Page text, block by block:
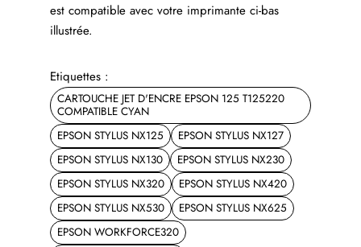
est compatible avec votre imprimante ci-bas
illustrée.
Etiquettes :
CARTOUCHE JET D'ENCRE EPSON 125 T125220
COMPATIBLE CYAN
EPSON STYLUS NX125
EPSON STYLUS NX127
EPSON STYLUS NX130
EPSON STYLUS NX230
EPSON STYLUS NX320
EPSON STYLUS NX420
EPSON STYLUS NX530
EPSON STYLUS NX625
EPSON WORKFORCE320